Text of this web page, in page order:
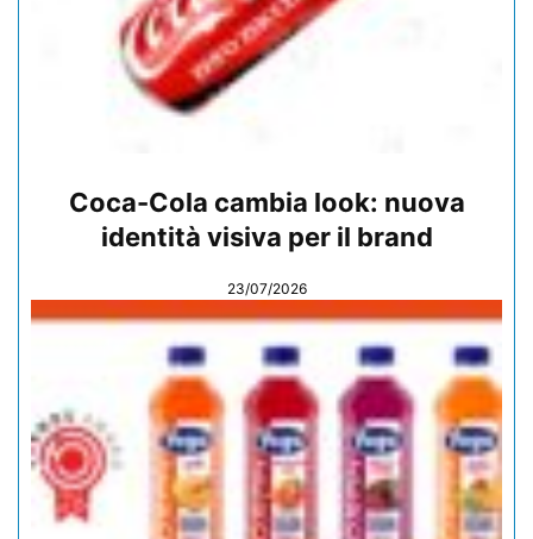
Coca-Cola cambia look: nuova
identità visiva per il brand
23/07/2026